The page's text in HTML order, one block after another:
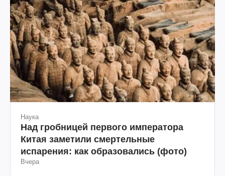
Наука
Над гробницей первого императора
Китая заметили смертельные
испарения: как образовались (фото)
Вчера